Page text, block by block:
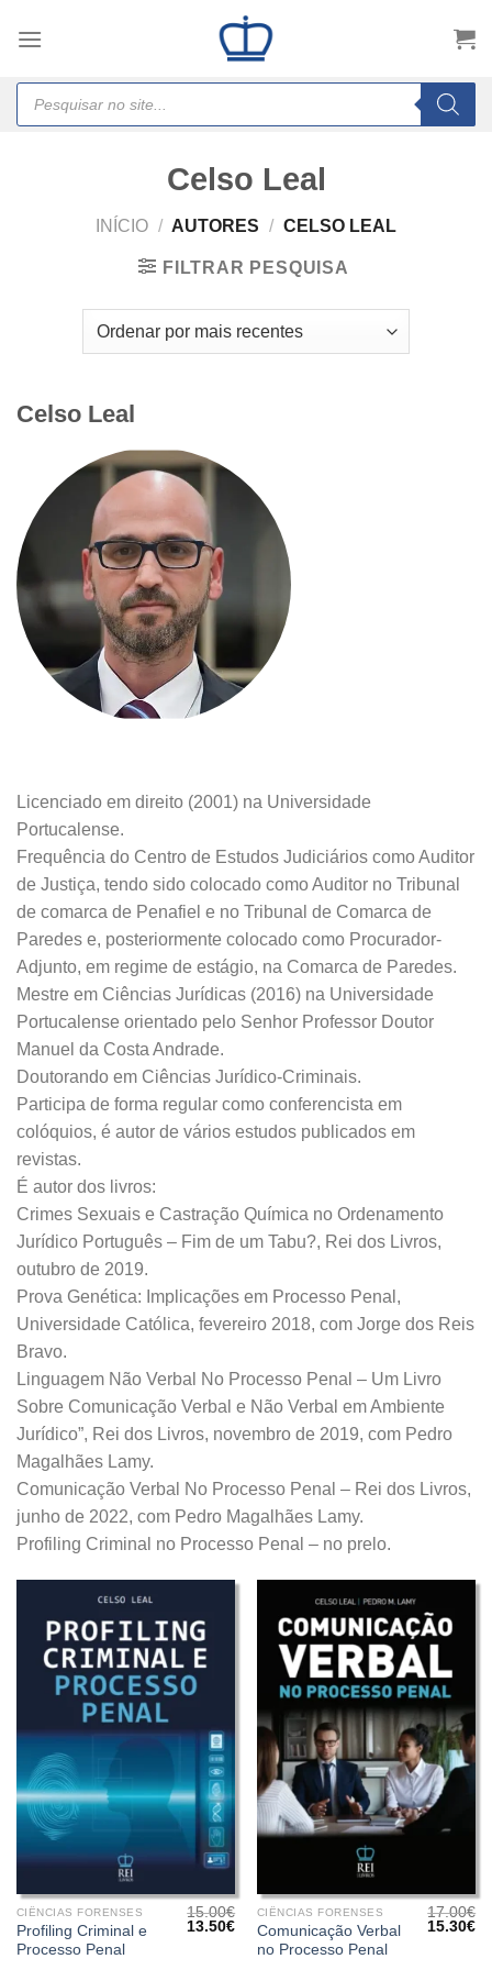
Products
search
Celso Leal
INÍCIO / AUTORES / CELSO LEAL
FILTRAR PESQUISA
Celso Leal
Licenciado em direito (2001) na Universidade
Portucalense.
Frequência do Centro de Estudos Judiciários como Auditor
de Justiça, tendo sido colocado como Auditor no Tribunal
de comarca de Penafiel e no Tribunal de Comarca de
Paredes e, posteriormente colocado como Procurador-
Adjunto, em regime de estágio, na Comarca de Paredes.
Mestre em Ciências Jurídicas (2016) na Universidade
Portucalense orientado pelo Senhor Professor Doutor
Manuel da Costa Andrade.
Doutorando em Ciências Jurídico-Criminais.
Participa de forma regular como conferencista em
colóquios, é autor de vários estudos publicados em
revistas.
É autor dos livros:
Crimes Sexuais e Castração Química no Ordenamento
Jurídico Português – Fim de um Tabu?, Rei dos Livros,
outubro de 2019.
Prova Genética: Implicações em Processo Penal,
Universidade Católica, fevereiro 2018, com Jorge dos Reis
Bravo.
Linguagem Não Verbal No Processo Penal – Um Livro
Sobre Comunicação Verbal e Não Verbal em Ambiente
Jurídico”, Rei dos Livros, novembro de 2019, com Pedro
Magalhães Lamy.
Comunicação Verbal No Processo Penal – Rei dos Livros,
junho de 2022, com Pedro Magalhães Lamy.
Profiling Criminal no Processo Penal – no prelo.
CIÊNCIAS FORENSES
Profiling Criminal e
Processo Penal
15.00€
O
13.50€O
preço
atual
CIÊNCIAS FORENSES
Comunicação Verbal
no Processo Penal
17.00€
O
15.30€O